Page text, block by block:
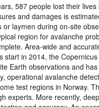
587 people lost their
and damages is
or laymen during on-site
region for avalanche
Area-wide and
start in 2014, the
Earth observations and
operational avalanche
test regions in Norway.
experts. More recently,